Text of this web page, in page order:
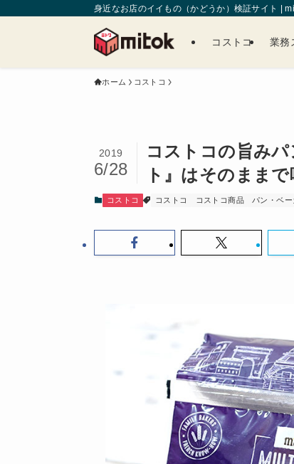
身近なお店のイイもの（かどうか）検証サイト |
コストコ 業務
ホーム コストコ
コストコの旨み
ト』はそのまま
2019
6/28
コストコ コストコ コストコ商品 パン・ベー